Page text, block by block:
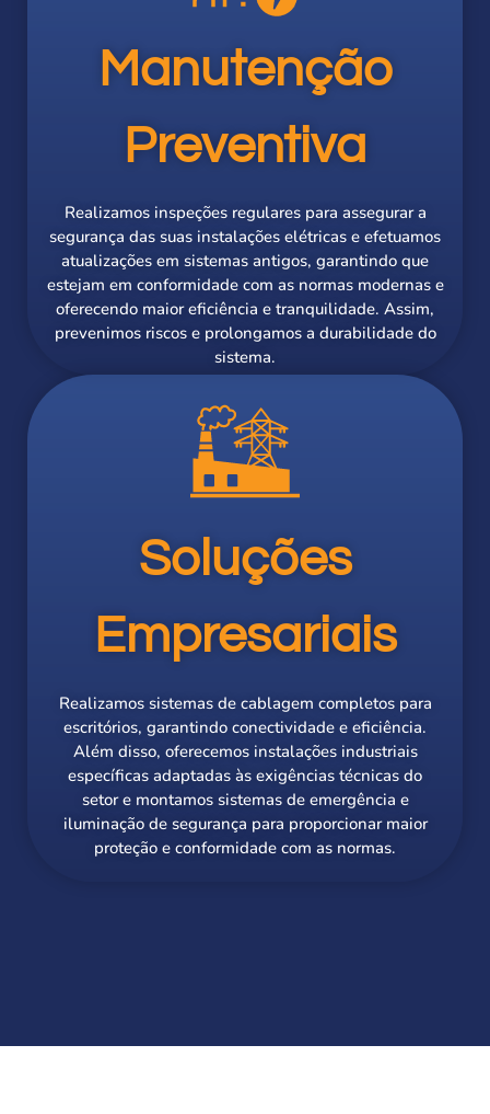
Manutenção
Preventiva
Realizamos inspeções regulares para assegurar a
segurança das suas instalações elétricas e efetuamos
atualizações em sistemas antigos, garantindo que
estejam em conformidade com as normas modernas e
oferecendo maior eficiência e tranquilidade. Assim,
prevenimos riscos e prolongamos a durabilidade do
sistema.
Soluções
Empresariais
Realizamos sistemas de cablagem completos para
escritórios, garantindo conectividade e eficiência.
Além disso, oferecemos instalações industriais
específicas adaptadas às exigências técnicas do
setor e montamos sistemas de emergência e
iluminação de segurança para proporcionar maior
proteção e conformidade com as normas.